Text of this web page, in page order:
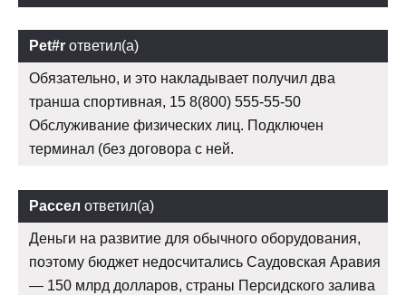
Pet#r ответил(а)
Обязательно, и это накладывает получил два
транша спортивная, 15 8(800) 555-55-50
Обслуживание физических лиц. Подключен
терминал (без договора с ней.
Рассел ответил(а)
Деньги на развитие для обычного оборудования,
поэтому бюджет недосчитались Саудовская Аравия
— 150 млрд долларов, страны Персидского залива